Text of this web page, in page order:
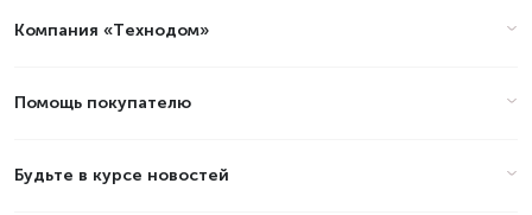
Компания «Технодом»
Помощь покупателю
Будьте в курсе новостей